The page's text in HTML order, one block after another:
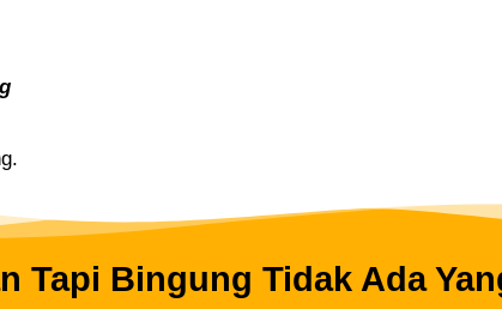
Tapi Bingung Tidak Ada